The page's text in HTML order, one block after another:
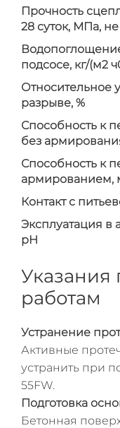
Прочность
28 суток, МПа,
подсосе, кг/(м2
Относительное
разрыве, %
Способность к
без
Способность к
армированием,
Контакт с
Эксплуатация в
рН
работам
Устранение
Активные
устранить при
55FW.
Подготовка
Бетонная